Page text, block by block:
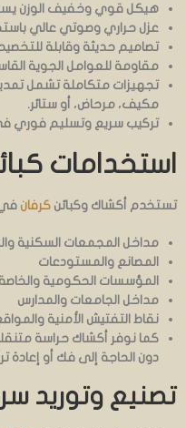
هيكل قوي وخفيف الوزن
عزل حراري وصوتي عالي
تصاميم حديثة وقابلة
مقاومة للعوامل الجوية
تجهيزات متكاملة تشمل
مكيف، مرحاض، أو ستائر.
تركيب سريع وتسليم فوري
استخدامات
تستخدم أكشاك وكبائن كرفان في
مداخل المجمعات السكنية
المصانع والمستودعات
المؤسسات الحكومية والخاصة
مداخل الجامعات والمدارس
نقاط التفتيش الأمنية
كما نوفر أكشاك حراسة
دون الحاجة إلى فك أو إعادة
تصنيع وتوريد